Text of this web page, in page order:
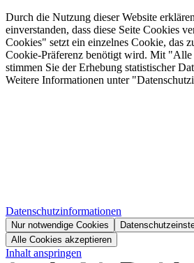
Durch die Nutzung dieser Website
einverstanden, dass diese Seite Cookies
Cookies" setzt ein einzelnes Cookie, das
Cookie-Präferenz benötigt wird. Mit "Alle
stimmen Sie der Erhebung statistischer
Weitere Informationen unter
Datenschutzinformationen
Nur notwendige Cookies
Alle Cookies akzeptieren
Inhalt anspringen